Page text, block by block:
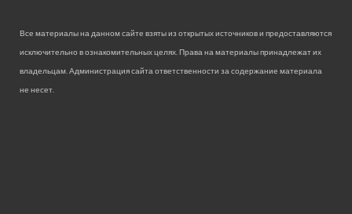
Все материалы на данном сайте взяты из открытых источников и предоставляются
исключительно в ознакомительных целях. Права на материалы принадлежат их
владельцам. Администрация сайта ответственности за содержание материала
не несет.